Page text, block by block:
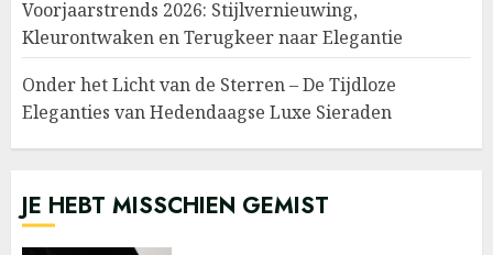
Voorjaarstrends 2026: Stijlvernieuwing,
Kleurontwaken en Terugkeer naar Elegantie
Onder het Licht van de Sterren – De Tijdloze
Eleganties van Hedendaagse Luxe Sieraden
JE HEBT MISSCHIEN GEMIST